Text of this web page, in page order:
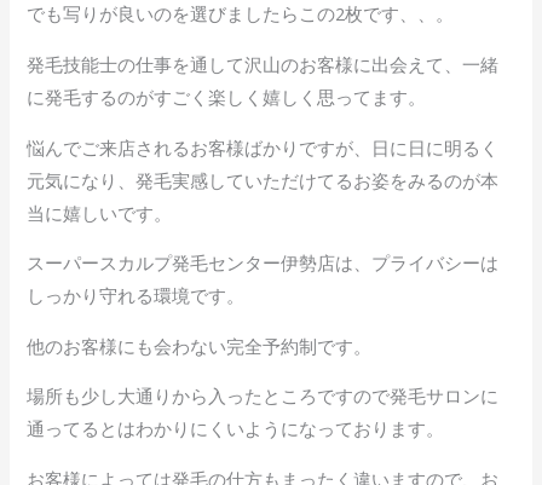
でも写りが良いのを選びましたらこの2枚です、、。
発毛技能士の仕事を通して沢山のお客様に出会えて、一緒
に発毛するのがすごく楽しく嬉しく思ってます。
悩んでご来店されるお客様ばかりですが、日に日に明るく
元気になり、発毛実感していただけてるお姿をみるのが本
当に嬉しいです。
スーパースカルプ発毛センター伊勢店は、プライバシーは
しっかり守れる環境です。
他のお客様にも会わない完全予約制です。
場所も少し大通りから入ったところですので発毛サロンに
通ってるとはわかりにくいようになっております。
お客様によっては発毛の仕方もまったく違いますので、お